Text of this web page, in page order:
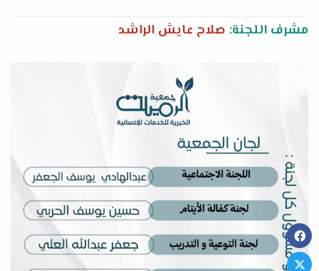
مشرف اللجنة: صلاح عايش الراشد